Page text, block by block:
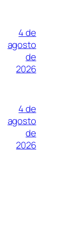
4 de
agosto
de
2026
4 de
agosto
de
2026